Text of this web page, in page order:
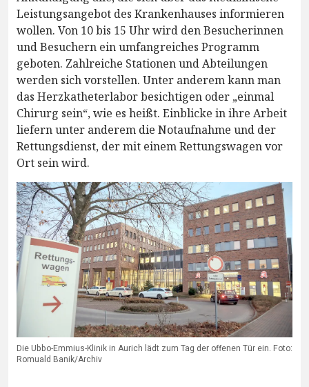
Leistungsangebot des Krankenhauses informieren
wollen. Von 10 bis 15 Uhr wird den Besucherinnen
und Besuchern ein umfangreiches Programm
geboten. Zahlreiche Stationen und Abteilungen
werden sich vorstellen. Unter anderem kann man
das Herzkatheterlabor besichtigen oder „einmal
Chirurg sein“, wie es heißt. Einblicke in ihre Arbeit
liefern unter anderem die Notaufnahme und der
Rettungsdienst, der mit einem Rettungswagen vor
Ort sein wird.
Die Ubbo-Emmius-Klinik in Aurich lädt zum Tag der offenen Tür ein. Foto:
Romuald Banik/Archiv